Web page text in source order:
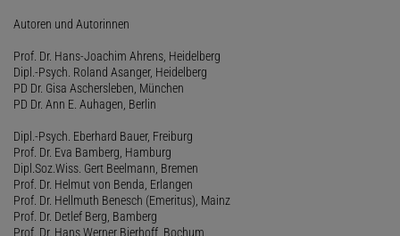
Autoren und Autorinnen
Prof. Dr. Hans-Joachim Ahrens, Heidelberg
Dipl.-Psych. Roland Asanger, Heidelberg
PD Dr. Gisa Aschersleben, München
PD Dr. Ann E. Auhagen, Berlin
Dipl.-Psych. Eberhard Bauer, Freiburg
Prof. Dr. Eva Bamberg, Hamburg
Dipl.Soz.Wiss. Gert Beelmann, Bremen
Prof. Dr. Helmut von Benda, Erlangen
Prof. Dr. Hellmuth Benesch (Emeritus), Mainz
Prof. Dr. Detlef Berg, Bamberg
Prof. Dr. Hans Werner Bierhoff, Bochum